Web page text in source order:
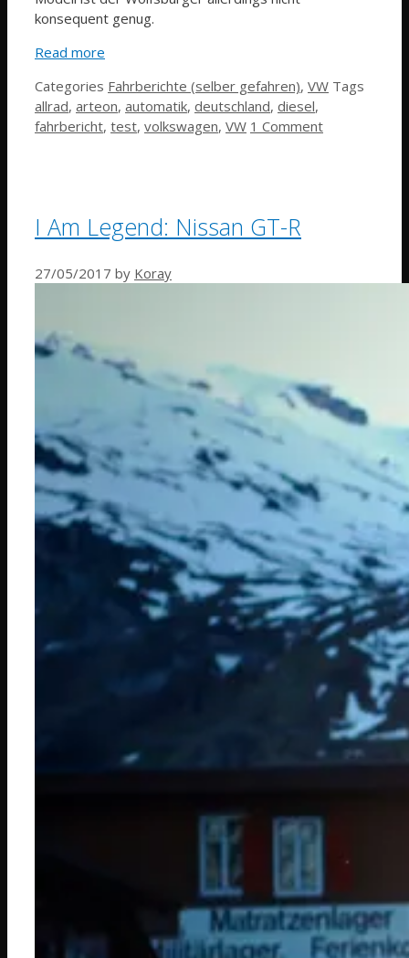
konsequent genug.
Read more
Categories Fahrberichte (selber gefahren), VW Tags
allrad, arteon, automatik, deutschland, diesel,
fahrbericht, test, volkswagen, VW 1 Comment
I Am Legend: Nissan GT-R
27/05/2017 by Koray